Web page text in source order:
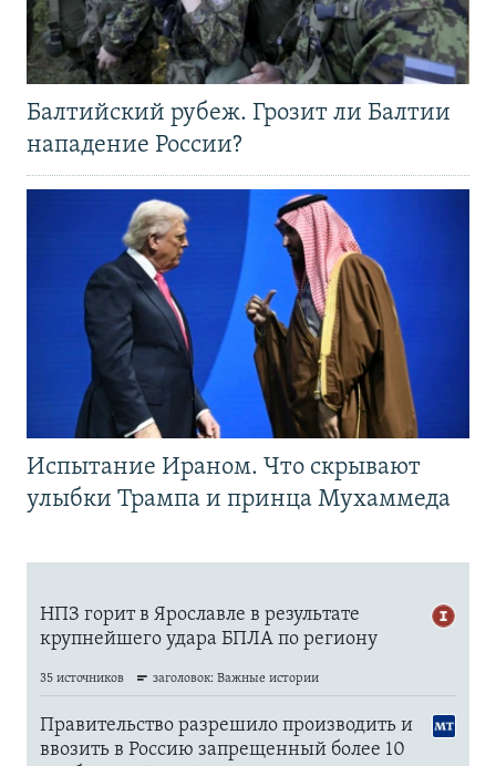
Балтийский рубеж. Грозит ли Балтии
нападение России?
Испытание Ираном. Что скрывают
улыбки Трампа и принца Мухаммеда